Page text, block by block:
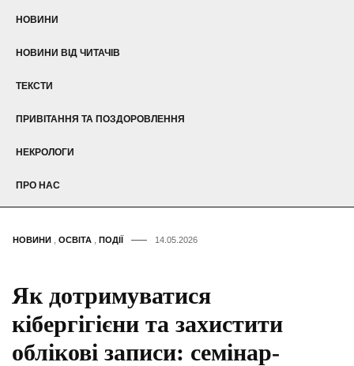
НОВИНИ
НОВИНИ ВІД ЧИТАЧІВ
ТЕКСТИ
ПРИВІТАННЯ ТА ПОЗДОРОВЛЕННЯ
НЕКРОЛОГИ
ПРО НАС
НОВИНИ ОСВІТА ПОДІЇ 14.05.2026
Як дотримуватися
кібергігієни та захистити
облікові записи: семінар-